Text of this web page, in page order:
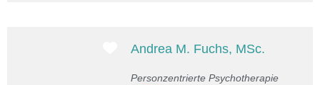
Favorit
Andrea M. Fuchs, MSc.
Personzentrierte Psychotherapie